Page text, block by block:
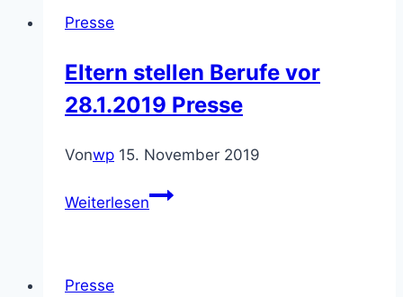
Presse
Eltern stellen Berufe vor
28.1.2019 Presse
Vonwp 15. November 2019
WeiterlesenEltern
Presse